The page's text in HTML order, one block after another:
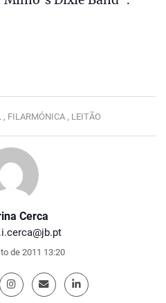
Cerca
de 2011 13:20
, FILARMÓNICA , LEITÃO